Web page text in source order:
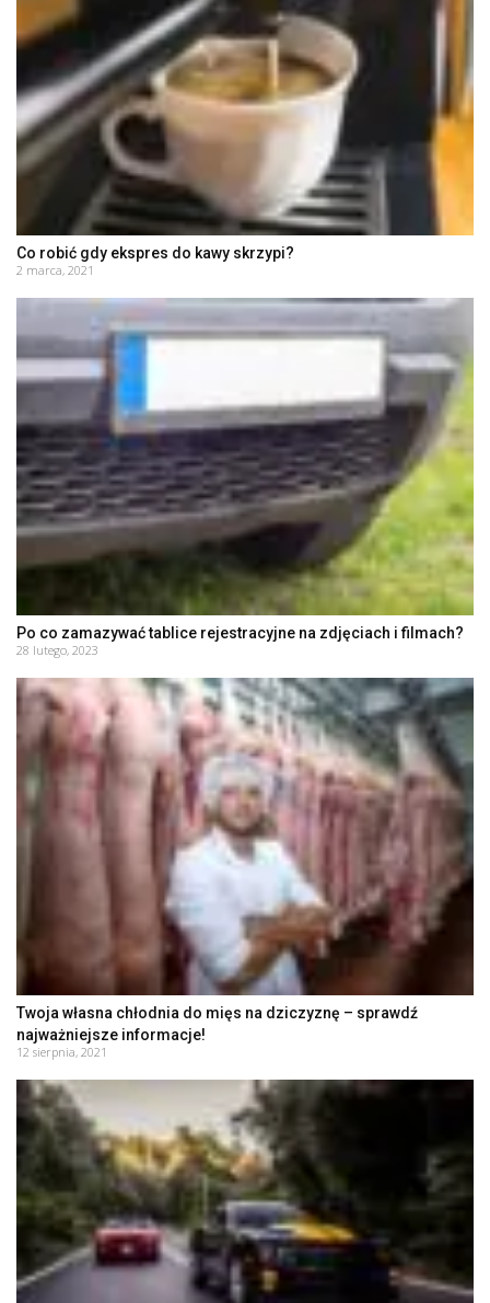
Co robić gdy ekspres do kawy skrzypi?
2 marca, 2021
Po co zamazywać tablice rejestracyjne na zdjęciach i filmach?
28 lutego, 2023
Twoja własna chłodnia do mięs na dziczyznę – sprawdź
najważniejsze informacje!
12 sierpnia, 2021